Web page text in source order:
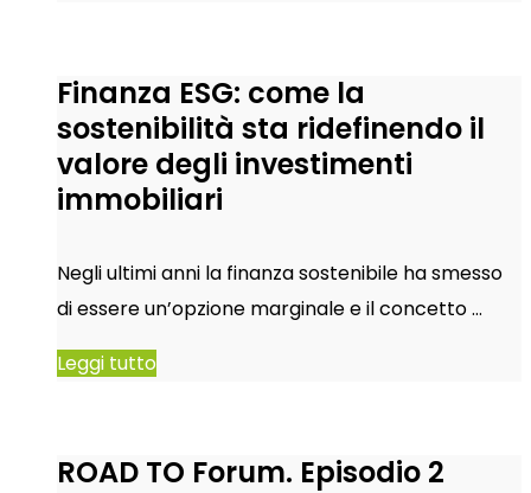
Finanza ESG: come la
sostenibilità sta ridefinendo il
valore degli investimenti
immobiliari
Negli ultimi anni la finanza sostenibile ha smesso
di essere un’opzione marginale e il concetto …
Leggi tutto
ROAD TO Forum. Episodio 2